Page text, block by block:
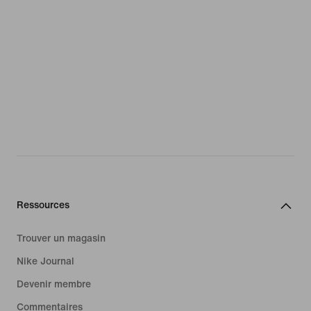
Ressources
Trouver un magasin
Nike Journal
Devenir membre
Commentaires